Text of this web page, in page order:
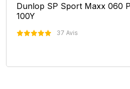
Dunlop SP Sport Maxx 060
100Y
37 Avis